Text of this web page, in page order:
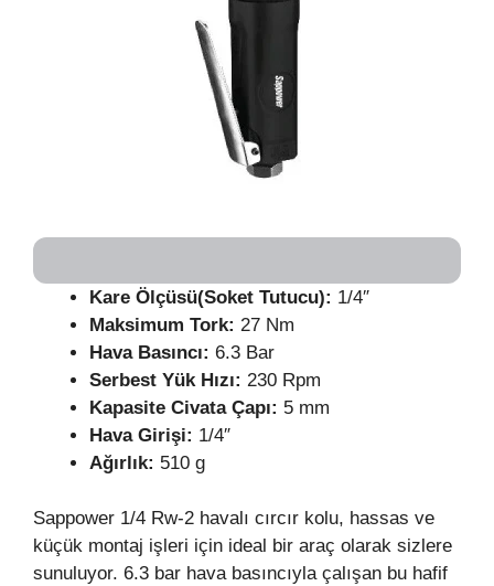
Kare Ölçüsü(Soket Tutucu): 1/4″
Maksimum Tork: 27 Nm
Hava Basıncı: 6.3 Bar
Serbest Yük Hızı: 230 Rpm
Kapasite Civata Çapı: 5 mm
Hava Girişi: 1/4″
Ağırlık: 510 g
Sappower 1/4 Rw-2 havalı cırcır kolu, hassas ve
küçük montaj işleri için ideal bir araç olarak sizlere
sunuluyor. 6.3 bar hava basıncıyla çalışan bu hafif